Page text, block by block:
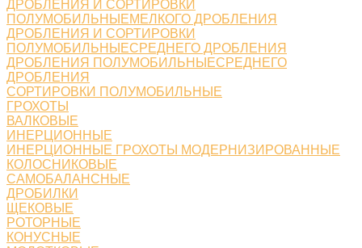
ДРОБЛЕНИЯ И СОРТИРОВКИ
ПОЛУМОБИЛЬНЫЕМЕЛКОГО ДРОБЛЕНИЯ
ДРОБЛЕНИЯ И СОРТИРОВКИ
ПОЛУМОБИЛЬНЫЕСРЕДНЕГО ДРОБЛЕНИЯ
ДРОБЛЕНИЯ ПОЛУМОБИЛЬНЫЕСРЕДНЕГО
ДРОБЛЕНИЯ
СОРТИРОВКИ ПОЛУМОБИЛЬНЫЕ
ГРОХОТЫ
ВАЛКОВЫЕ
ИНЕРЦИОННЫЕ
ИНЕРЦИОННЫЕ ГРОХОТЫ МОДЕРНИЗИРОВАННЫЕ
КОЛОСНИКОВЫЕ
САМОБАЛАНСНЫЕ
ДРОБИЛКИ
ЩЕКОВЫЕ
РОТОРНЫЕ
КОНУСНЫЕ